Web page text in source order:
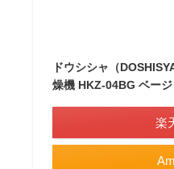
ドウシシャ（
燥機 HKZ-04BG ベージ
楽